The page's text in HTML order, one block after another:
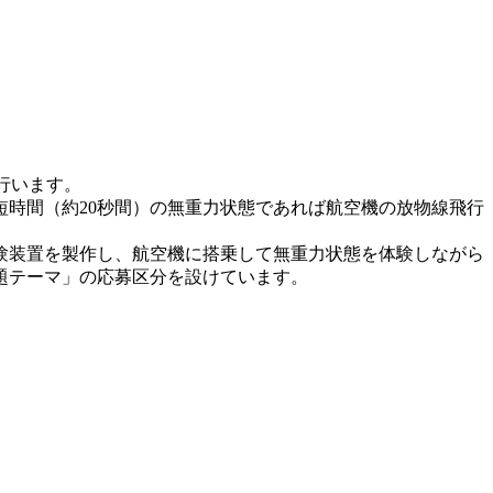
ます。
間（約20秒間）の無重力状態であれば航空機の放物線飛行
置を製作し、航空機に搭乗して無重力状態を体験しながら
ーマ」の応募区分を設けています。